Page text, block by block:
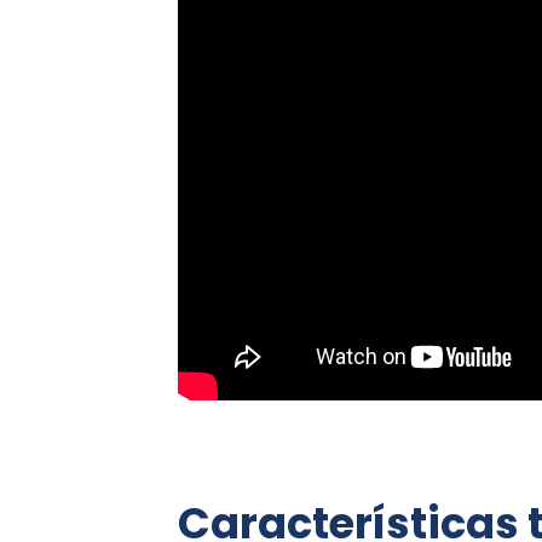
Características